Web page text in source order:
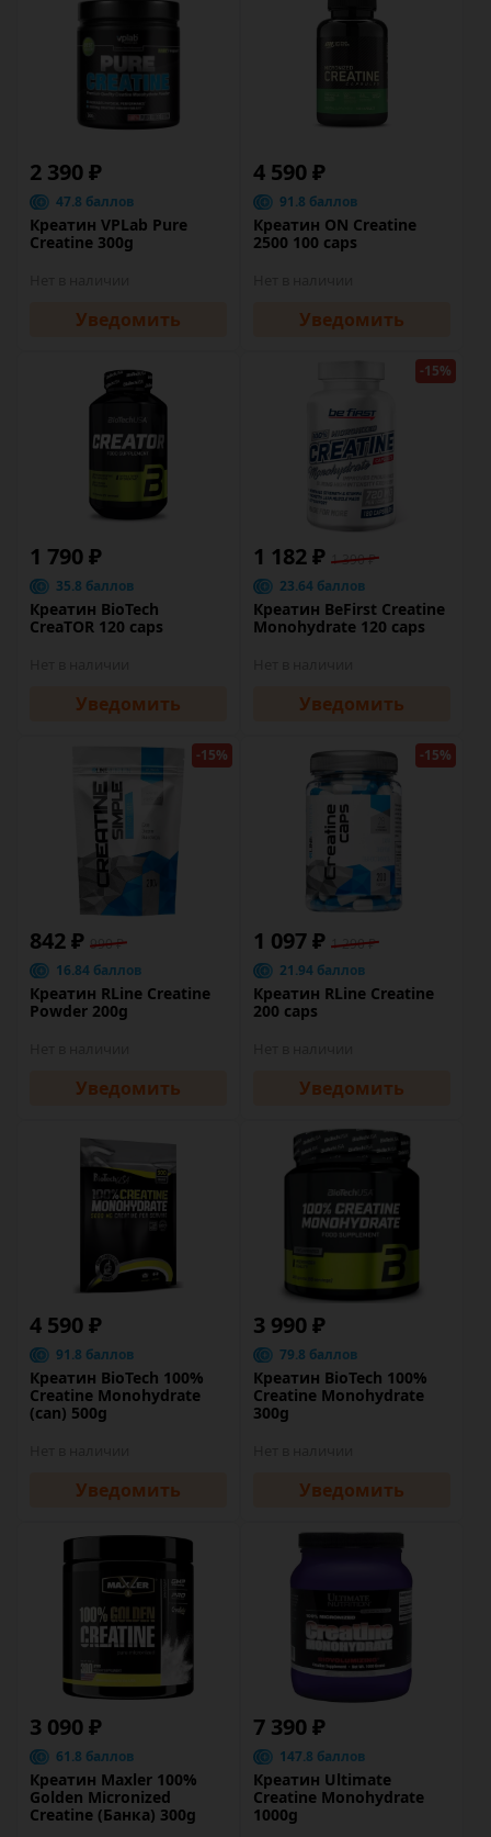
2 390 ₽
47.8 баллов
Креатин VPLab Pure
Creatine 300g
Уведомить
4 590 ₽
91.8 баллов
Креатин ON Creatine
2500 100 caps
Уведомить
1 790 ₽
35.8 баллов
Креатин BioTech
CreaTOR 120 caps
Уведомить
-15%
1 182 ₽ 1 390 ₽
23.64 баллов
Креатин BeFirst Creatine
Monohydrate 120 caps
Уведомить
-15%
842 ₽ 990 ₽
16.84 баллов
Креатин RLine Creatine
Powder 200g
Уведомить
-15%
1 097 ₽ 1 290 ₽
21.94 баллов
Креатин RLine Creatine
200 caps
Уведомить
4 590 ₽
91.8 баллов
Креатин BioTech 100%
Creatine Monohydrate
(can) 500g
Уведомить
3 990 ₽
79.8 баллов
Креатин BioTech 100%
Creatine Monohydrate
300g
Уведомить
3 090 ₽
61.8 баллов
Креатин Maxler 100%
Golden Micronized
Creatine (Банка) 300g
7 390 ₽
147.8 баллов
Креатин Ultimate
Creatine Monohydrate
1000g